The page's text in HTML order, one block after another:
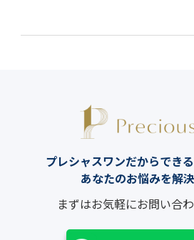
プレシャスワンだからでき
あなたのお悩みを解決
まずはお気軽にお問い合